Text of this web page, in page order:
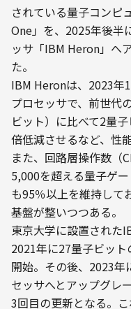
されている量子コンピ
One」を、2025年後半
ッサ「IBM Heron」へ
た。
IBM Heronは、2023年
プロセッサで、前世代
ビット）に比べて2量
倍低減させるなど、性
また、回路層操作数（
5,000を超える量子ゲ
も95％以上を維持して
基盤が整いつつある。
東京大学に設置された
2021年に27量子ビッ
開始。その後、2023年
セッサへとアップグレ
3回目の更新となる。